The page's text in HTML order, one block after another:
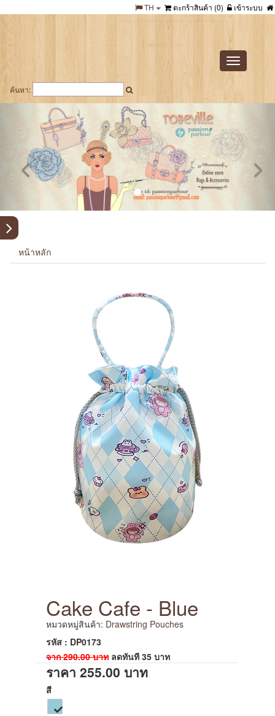
เข้าระบบ
ตะกร้าสินค้า (0)
TH
Toggle
navigation
ค้นหา:
หน้าหลัก
Cake Cafe - Blue
หมวดหมู่สินค้า: Drawstring Pouches
รหัส : DP0173
จาก290.00บาท ลดทันที 35 บาท
ราคา 255.00 บาท
สี